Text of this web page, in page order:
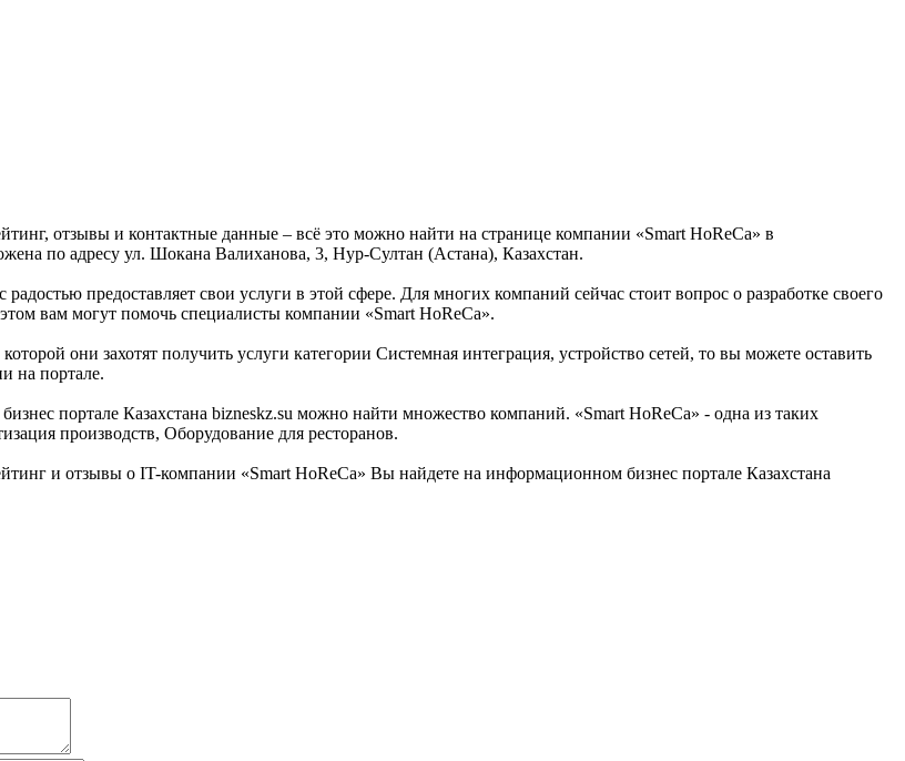
отзывы и контактные данные – всё это можно найти на странице компании «Smart HoReCa» в
по адресу ул. Шокана Валиханова, 3, Нур-Султан (Астана), Казахстан.
предоставляет свои услуги в этой сфере. Для многих компаний сейчас стоит вопрос о разработке своего
вам могут помочь специалисты компании «Smart HoReCa».
они захотят получить услуги категории Системная интеграция, устройство сетей, то вы можете оставить
на портале.
портале Казахстана bizneskz.su можно найти множество компаний. «Smart HoReCa» - одна из таких
производств, Оборудование для ресторанов.
и отзывы о IT-компании «Smart HoReCa» Вы найдете на информационном бизнес портале Казахстана